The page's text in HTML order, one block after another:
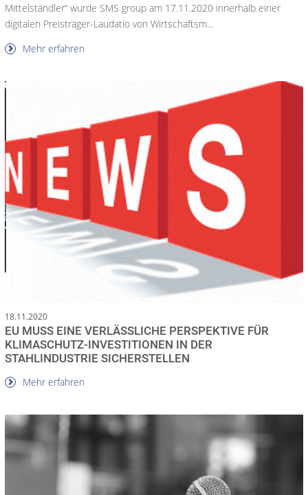
Mittelständler“ wurde SMS group am 17.11.2020 innerhalb einer
digitalen Preisträger-Laudatio von Wirtschaftsm...
Mehr erfahren
18.11.2020
EU MUSS EINE VERLÄSSLICHE PERSPEKTIVE FÜR
KLIMASCHUTZ-INVESTITIONEN IN DER
STAHLINDUSTRIE SICHERSTELLEN
Mehr erfahren